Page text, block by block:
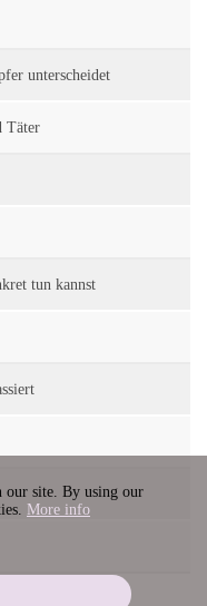
unterscheidet
Täter
tun kannst
our site. By using our
More info